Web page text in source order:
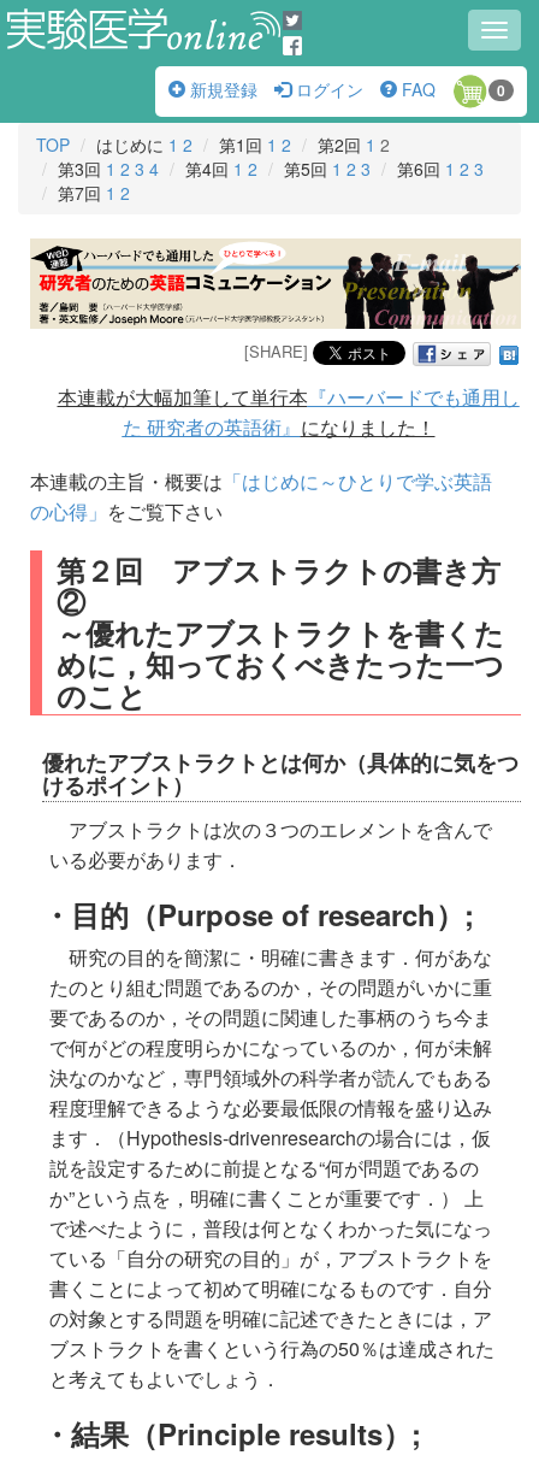
新規登録
ログイン FAQ 0
TOP はじめに 1 2 第1回 1 2 第2回 1 2
第3回 1 2 3 4 第4回 1 2 第5回 1 2 3 第6回 1 2 3
第7回 1 2
[SHARE]
本連載が大幅加筆して単行本 『ハーバードでも通用し
た 研究者の英語術』 になりました！
本連載の主旨・概要は 「はじめに～ひとりで学ぶ英語
の心得」 をご覧下さい
第２回 アブストラクトの書き方
②
～優れたアブストラクトを書くた
めに，知っておくべきたった一つ
のこと
優れたアブストラクトとは何か（具体的に気をつ
けるポイント）
アブストラクトは次の３つのエレメントを含んで
いる必要があります．
・目的（Purpose of research）;
研究の目的を簡潔に・明確に書きます．何があな
たのとり組む問題であるのか，その問題がいかに重
要であるのか，その問題に関連した事柄のうち今ま
で何がどの程度明らかになっているのか，何が未解
決なのかなど，専門領域外の科学者が読んでもある
程度理解できるような必要最低限の情報を盛り込み
ます．（Hypothesis-drivenresearchの場合には，仮
説を設定するために前提となる“何が問題であるの
か”という点を，明確に書くことが重要です．） 上
で述べたように，普段は何となくわかった気になっ
ている「自分の研究の目的」が，アブストラクトを
書くことによって初めて明確になるものです．自分
の対象とする問題を明確に記述できたときには，ア
ブストラクトを書くという行為の50％は達成された
と考えてもよいでしょう．
・結果（Principle results）;